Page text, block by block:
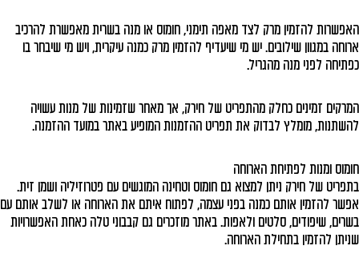
האפשרות להזמין מרק לצד מאפה תימני, חומוס או מנה בשרית מאפשרת להרכיב
ארוחה במגוון שילובים. יש מי שיעדיף להזמין מרק כמנה עיקרית, ויש מי שיבחר בו
כפתיחה לפני מנה מהגריל.
המרקים זמינים כחלק מהתפריט של חירק, אך מאחר שזמינות של מנות עשויה
להשתנות, מומלץ לבדוק את תפריט ההזמנות המופיע באתר במועד ההזמנה.
חומוס ומנות לפתיחת הארוחה
בתפריט של חירק ניתן למצוא גם חומוס וטחינה המוגשים עם פטרוזיליה ושמן זית.
אפשר להזמין אותם כמנה בפני עצמה, לפתוח איתם את הארוחה או לשלב אותם עם
בשרים, שיפודים, סלטים ולאפות. באתר מוזכרים גם קבבוני טלה כאחת האפשרויות
שניתן להזמין בתחילת הארוחה.